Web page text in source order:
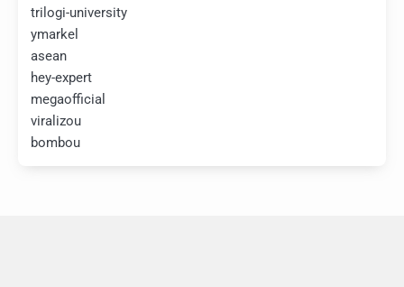
trilogi-university
ymarkel
asean
hey-expert
megaofficial
viralizou
bombou